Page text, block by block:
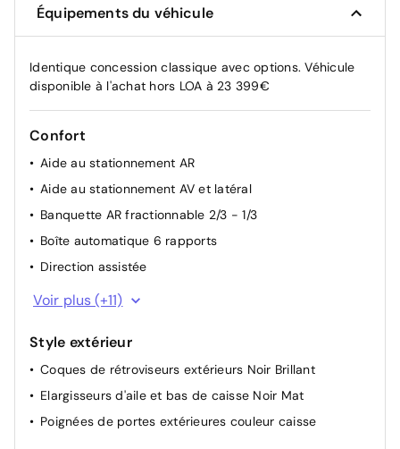
Équipements du véhicule
Identique concession classique avec options. Véhicule
disponible à l'achat hors LOA à 23 399€
Confort
Aide au stationnement AR
Aide au stationnement AV et latéral
Banquette AR fractionnable 2/3 - 1/3
Boîte automatique 6 rapports
Direction assistée
Essuie-vitre AV automatique
Poche aumônière au dos des sièges AV
Rétroviseurs extérieurs électriques et dégivrants
Rétroviseurs extérieurs rabattables électriquement
Siège conducteur avec réglage lombaire
Voir plus (+11)
Style extérieur
Coques de rétroviseurs extérieurs Noir Brillant
Elargisseurs d'aile et bas de caisse Noir Mat
Poignées de portes extérieures couleur caisse